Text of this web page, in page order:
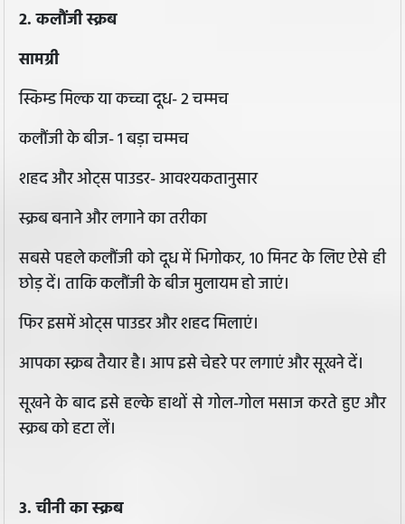
2. कलौंजी स्क्रब
सामग्री
स्किम्ड मिल्क या कच्चा दूध- 2 चम्‍मच
कलौंजी के बीज- 1 बड़ा चम्‍मच
शहद और ओट्स पाउडर- आवश्‍यकतानुसार
स्क्रब बनाने और लगाने का तरीका
सबसे पहले कलौंजी को दूध में भिगोकर, 10 मिनट के लिए ऐसे ही
छोड़ दें। ताकि कलौंजी के बीज मुलायम हो जाएं।
फिर इसमें ओट्स पाउडर और शहद मिलाएं।
आपका स्‍क्रब तैयार है। आप इसे चेहरे पर लगाएं और सूखने दें।
सूखने के बाद इसे हल्के हाथों से गोल-गोल मसाज करते हुए और
स्‍क्रब को हटा लें।
3. चीनी का स्‍क्रब